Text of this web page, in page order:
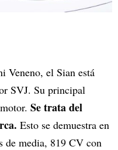
Veneno, el Sian está
SVJ. Su principal
Se trata del
Esto se demuestra en
de media, 819 CV con